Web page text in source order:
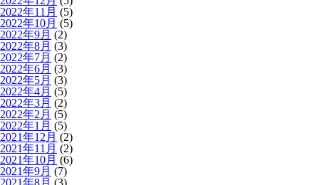
2022年11月 (5)
2022年10月 (5)
2022年9月 (2)
2022年8月 (3)
2022年7月 (2)
2022年6月 (3)
2022年5月 (3)
2022年4月 (5)
2022年3月 (2)
2022年2月 (5)
2022年1月 (5)
2021年12月 (2)
2021年11月 (2)
2021年10月 (6)
2021年9月 (7)